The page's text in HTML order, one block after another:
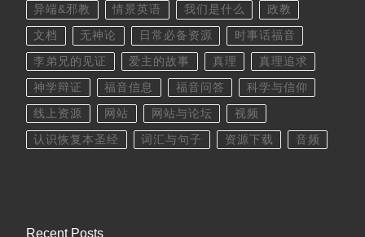
异端&邪教 情景英语 我们是什么 政教
文档 无神论 日常必备资源 时事话福音
李弟兄的见证 爱主的故事 真理 真理追求
神学辩证 福音信息 福音问答 科学与信仰
线上资源 网站 网站与论坛 视频
认识恢复本圣经 词汇与句子 资源下载 音频
Recent Posts